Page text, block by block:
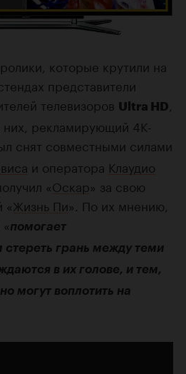
которые крутили на
представители
телевизоров Ultra HD
них, рекламирующий 4K-
снят совместными силами
и оператора Клаудио
«Оскар» за свою
«Жизнь Пи». По их мнению,
«помогает
грань между теми
в их голове, и тем,
могут воплотить на